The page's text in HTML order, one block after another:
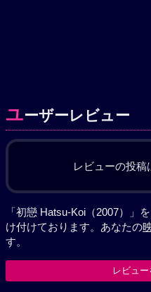
ユーザーレビュー
レビューの投稿
「初戀 Hatsu-Koi（2007）」
け付けております。あなたの
す。
レビュ